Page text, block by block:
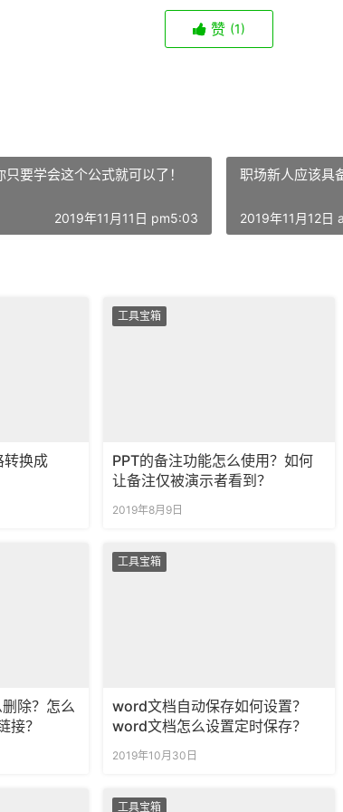
赞 (1)
要学会这个公式就可以了！
2019年11月11日 pm5:03
职场新人应该具
2019年11月12日
转换成
工具宝箱
PPT的备注功能怎么使用？如何
让备注仅被演示者看到？
2019年8月9日
除？怎么
接？
工具宝箱
word文档自动保存如何设置？
word文档怎么设置定时保存？
2019年10月30日
工具宝箱